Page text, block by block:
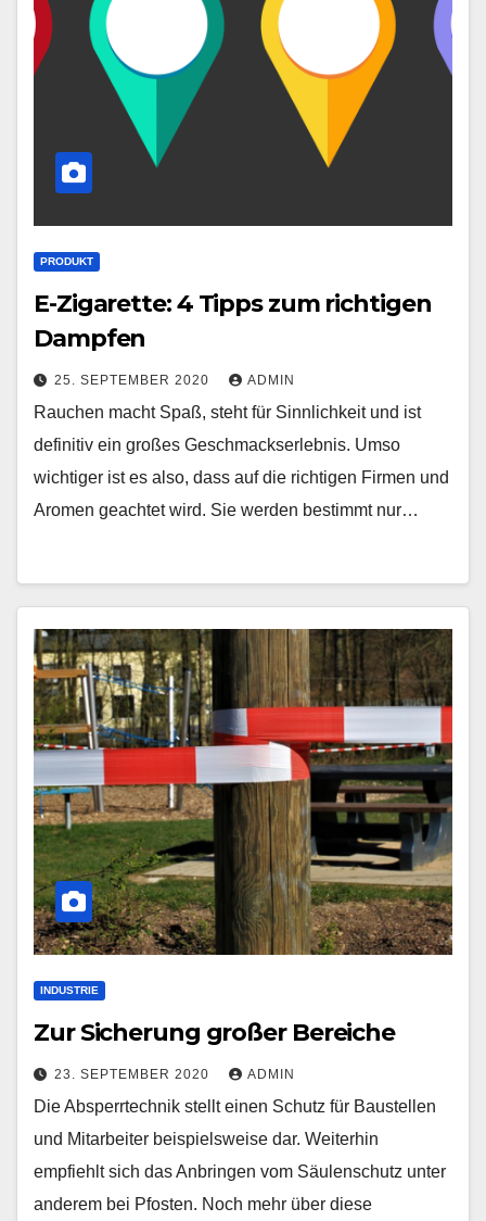
PRODUKT
E-Zigarette: 4 Tipps zum richtigen
Dampfen
25. SEPTEMBER 2020 ADMIN
Rauchen macht Spaß, steht für Sinnlichkeit und ist
definitiv ein großes Geschmackserlebnis. Umso
wichtiger ist es also, dass auf die richtigen Firmen und
Aromen geachtet wird. Sie werden bestimmt nur…
INDUSTRIE
Zur Sicherung großer Bereiche
23. SEPTEMBER 2020 ADMIN
Die Absperrtechnik stellt einen Schutz für Baustellen
und Mitarbeiter beispielsweise dar. Weiterhin
empfiehlt sich das Anbringen vom Säulenschutz unter
anderem bei Pfosten. Noch mehr über diese